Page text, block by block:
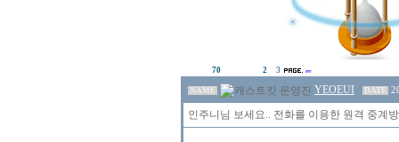
70 2 3
NAME YEOEUI DATE
인주니님 보세요.. 전화를 이용한 원격 중계